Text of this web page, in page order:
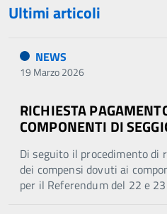
Ultimi articoli
NEWS
19 Marzo 2026
RICHIESTA
COMPONENTI DI
Di seguito il procedimento di
dei compensi dovuti ai
per il Referendum del 22 e